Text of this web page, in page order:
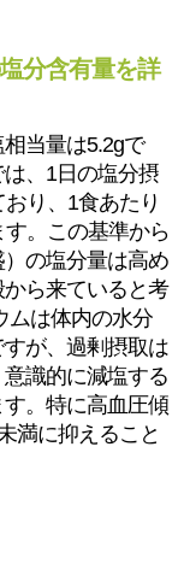
分含有量を詳
当量は5.2gで
、1日の塩分摂
り、1食あたり
。この基準から
の塩分量は高め
ら来ていると考
ムは体内の水分
が、過剰摂取は
識的に減塩する
。特に高血圧傾
満に抑えること